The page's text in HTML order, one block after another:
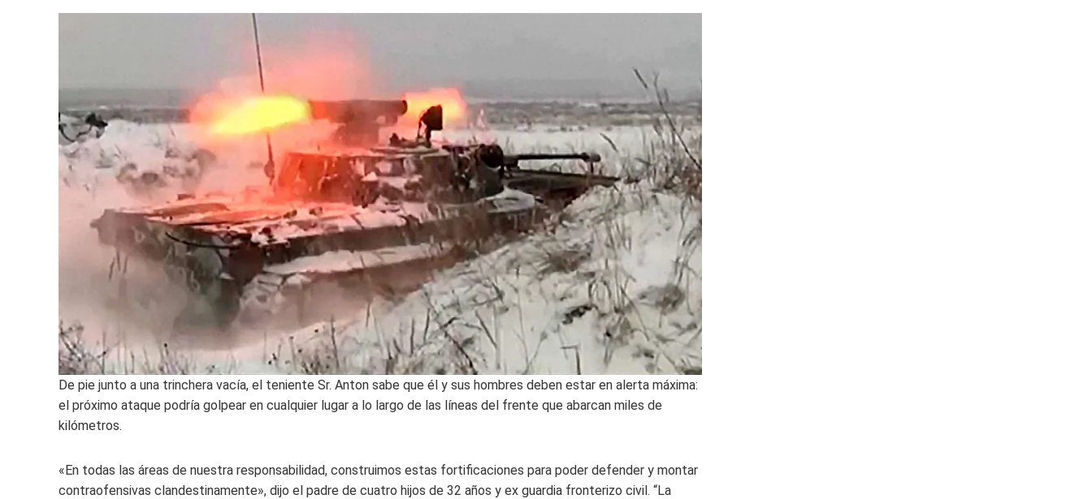
De pie junto a una trinchera vacía, el teniente Sr. Anton sabe que él y sus hombres deben estar en alerta máxima:
el próximo ataque podría golpear en cualquier lugar a lo largo de las líneas del frente que abarcan miles de
kilómetros.
«En todas las áreas de nuestra responsabilidad, construimos estas fortificaciones para poder defender y montar
contraofensivas clandestinamente», dijo el padre de cuatro hijos de 32 años y ex guardia fronterizo civil. “La